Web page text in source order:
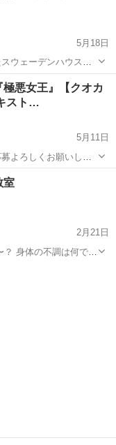
5月18日
ウェーデンハウス】
タイプ 趣味室・
代で建てたお客様の
悪女王』【クオカ
スト…
5月11日
よろしくお願いしま
す。 バンバンSNSなど
トラ
室
2月21日
身体の不調は何で起